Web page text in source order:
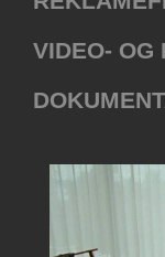
VIDEO- OG